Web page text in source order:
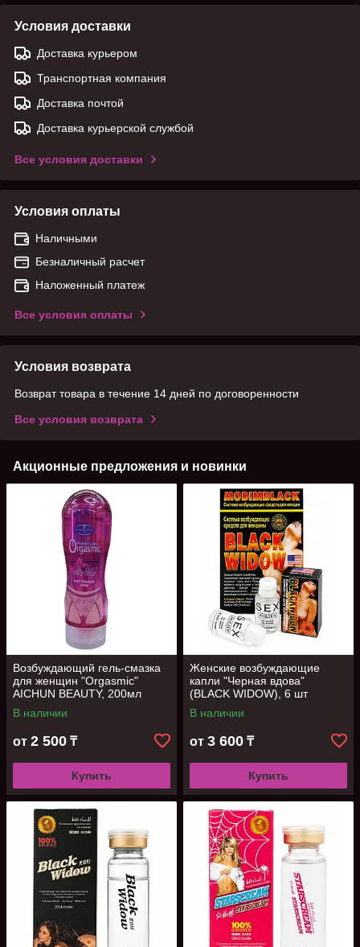
Условия доставки
Доставка курьером
Транспортная компания
Доставка почтой
Доставка курьерской службой
Все условия доставки
Условия оплаты
Наличными
Безналичный расчет
Наложенный платеж
Все условия оплаты
Условия возврата
Возврат товара в течение 14 дней по договоренности
Все условия возврата
Акционные предложения и новинки
Возбуждающий гель-смазка
для женщин "Orgasmic"
AICHUN BEAUTY, 200мл
В наличии
от 2 500 ₸
Купить
Женские возбуждающие
капли "Черная вдова"
(BLACK WIDOW), 6 шт
В наличии
от 3 600 ₸
Купить